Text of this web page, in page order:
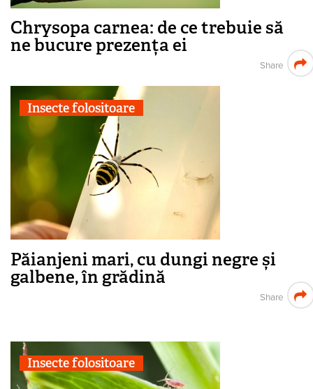
Chrysopa carnea: de ce trebuie să
ne bucure prezența ei
Share
Insecte folositoare
Păianjeni mari, cu dungi negre și
galbene, în grădină
Share
Insecte folositoare